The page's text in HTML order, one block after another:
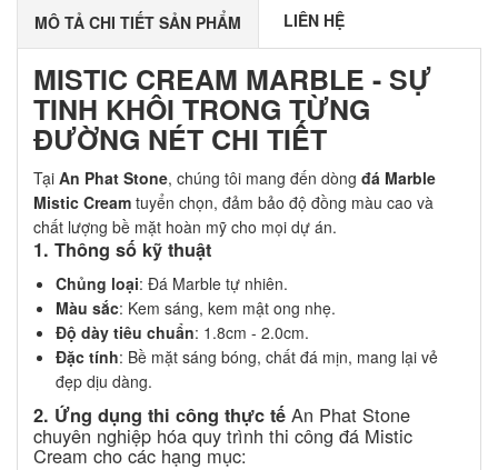
MÔ TẢ CHI TIẾT SẢN PHẨM LIÊN HỆ
MISTIC CREAM MARBLE - SỰ
TINH KHÔI TRONG TỪNG
ĐƯỜNG NÉT CHI TIẾT
Tại An Phat Stone, chúng tôi mang đến dòng đá Marble
Mistic Cream tuyển chọn, đảm bảo độ đồng màu cao và
chất lượng bề mặt hoàn mỹ cho mọi dự án.
1. Thông số kỹ thuật
Chủng loại: Đá Marble tự nhiên.
Màu sắc: Kem sáng, kem mật ong nhẹ.
Độ dày tiêu chuẩn: 1.8cm - 2.0cm.
Đặc tính: Bề mặt sáng bóng, chất đá mịn, mang lại vẻ
đẹp dịu dàng.
2. Ứng dụng thi công thực tế An Phat Stone
chuyên nghiệp hóa quy trình thi công đá Mistic
Cream cho các hạng mục: